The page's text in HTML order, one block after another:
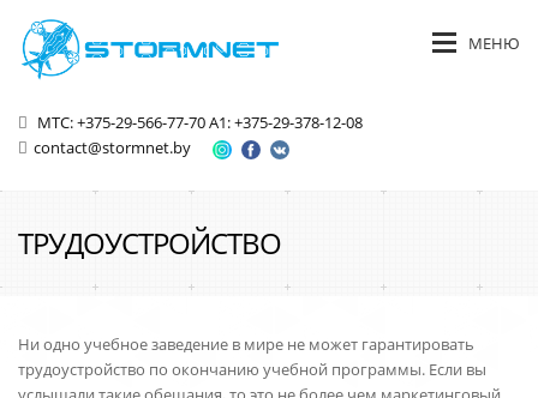
МЕНЮ
МТС: +375-29-566-77-70A1: +375-29-378-12-08
contact@stormnet.by
ТРУДОУСТРОЙСТВО
Ни одно учебное заведение в мире не может гарантировать
трудоустройство по окончанию учебной программы. Если вы